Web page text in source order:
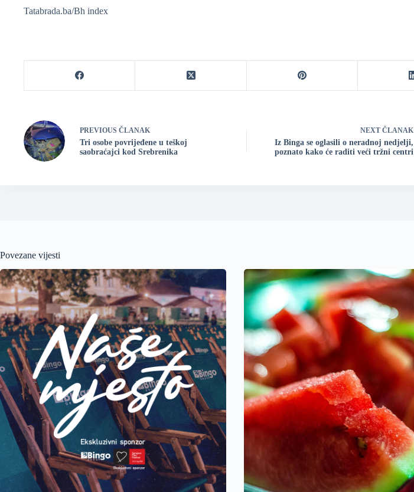
Tatabrada.ba/Bh index
PREVIOUS ČLANAK
Tri osobe povrijeđene u teškoj
saobraćajci kod Srebrenika
NEXT ČLANAK
Iz Binga se oglasili o neradnoj nedjelji,
poznato kako će raditi veći tržni centri
Povezane vijesti